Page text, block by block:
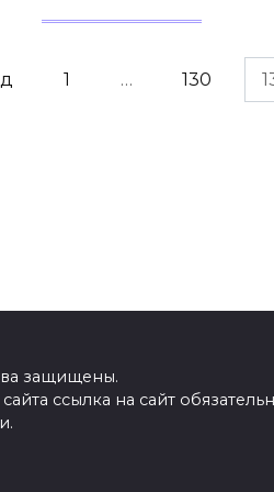
1 … 130
защищены.
ссылка на сайт